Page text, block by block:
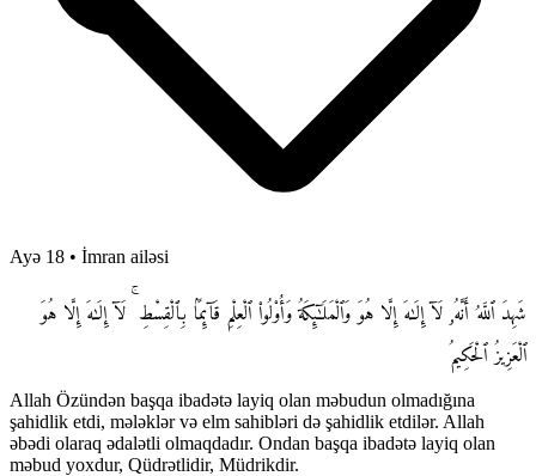
Ayə 18 • İmran ailəsi
شَهِدَ ٱللَّهُ أَنَّهُۥ لَآ إِلَـٰهَ إِلَّا هُوَ وَٱلْمَلَـٰٓئِكَةُ وَأُو۟لُوا۟ ٱلْعِلْمِ قَآئِمًۢا بِٱلْقِسْطِ ۚ لَآ إِلَـٰهَ إِلَّا هُوَ
ٱلْعَزِيزُ ٱلْحَكِيمُ
Allah Özündən başqa ibadətə layiq olan məbudun olmadığına
şahidlik etdi, mələklər və elm sahibləri də şahidlik etdilər. Allah
əbədi olaraq ədalətli olmaqdadır. Ondan başqa ibadətə layiq olan
məbud yoxdur, Qüdrətlidir, Müdrikdir.